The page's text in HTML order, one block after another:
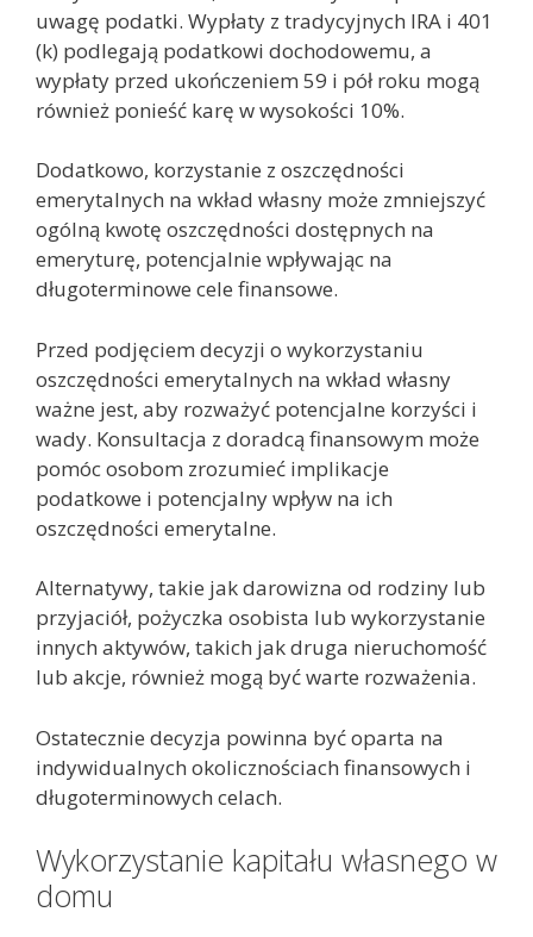
uwagę podatki. Wypłaty z tradycyjnych IRA i 401
(k) podlegają podatkowi dochodowemu, a
wypłaty przed ukończeniem 59 i pół roku mogą
również ponieść karę w wysokości 10%.
Dodatkowo, korzystanie z oszczędności
emerytalnych na wkład własny może zmniejszyć
ogólną kwotę oszczędności dostępnych na
emeryturę, potencjalnie wpływając na
długoterminowe cele finansowe.
Przed podjęciem decyzji o wykorzystaniu
oszczędności emerytalnych na wkład własny
ważne jest, aby rozważyć potencjalne korzyści i
wady. Konsultacja z doradcą finansowym może
pomóc osobom zrozumieć implikacje
podatkowe i potencjalny wpływ na ich
oszczędności emerytalne.
Alternatywy, takie jak darowizna od rodziny lub
przyjaciół, pożyczka osobista lub wykorzystanie
innych aktywów, takich jak druga nieruchomość
lub akcje, również mogą być warte rozważenia.
Ostatecznie decyzja powinna być oparta na
indywidualnych okolicznościach finansowych i
długoterminowych celach.
Wykorzystanie kapitału własnego w
domu